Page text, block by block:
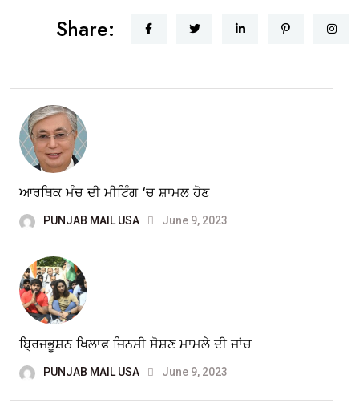
Share:
ਆਰਥਿਕ ਮੰਚ ਦੀ ਮੀਟਿੰਗ ‘ਚ ਸ਼ਾਮਲ ਹੋਣ
PUNJAB MAIL USA June 9, 2023
ਬ੍ਰਿਜਭੂਸ਼ਨ ਖਿਲਾਫ ਜਿਨਸੀ ਸੋਸ਼ਣ ਮਾਮਲੇ ਦੀ ਜਾਂਚ
PUNJAB MAIL USA June 9, 2023